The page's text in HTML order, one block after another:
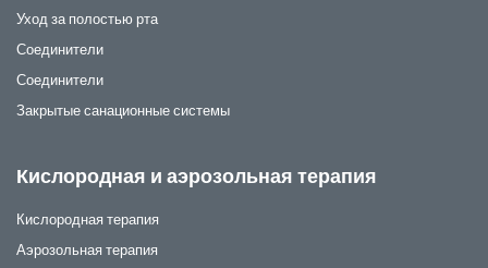
Уход за полостью рта
Соединители
Соединители
Закрытые санационные системы
Кислородная и аэрозольная терапия
Кислородная терапия
Аэрозольная терапия